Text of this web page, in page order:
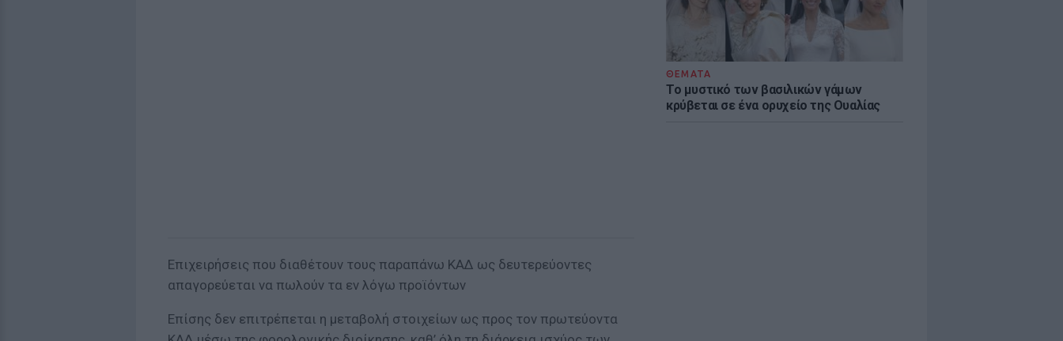
ΘΕΜΑΤΑ
Το μυστικό των βασιλικών γάμων
κρύβεται σε ένα ορυχείο της Ουαλίας
Επιχειρήσεις που διαθέτουν τους παραπάνω ΚΑΔ ως δευτερεύοντες
απαγορεύεται να πωλούν τα εν λόγω προϊόντων
Επίσης δεν επιτρέπεται η μεταβολή στοιχείων ως προς τον πρωτεύοντα